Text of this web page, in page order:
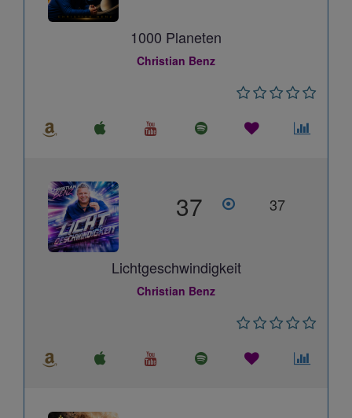
1000 Planeten
Christian Benz
37 37
Lichtgeschwindigkeit
Christian Benz